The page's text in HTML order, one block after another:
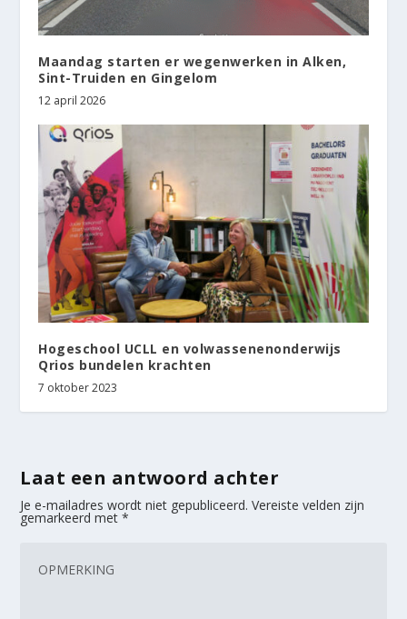
Maandag starten er wegenwerken in Alken,
Sint-Truiden en Gingelom
12 april 2026
Hogeschool UCLL en volwassenenonderwijs
Qrios bundelen krachten
7 oktober 2023
Laat een antwoord achter
Je e-mailadres wordt niet gepubliceerd. Vereiste velden zijn
gemarkeerd met*